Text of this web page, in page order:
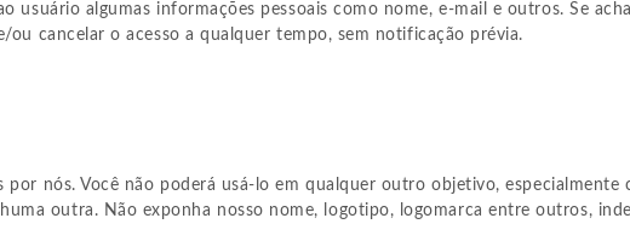
usuário algumas informações pessoais como nome, e-mail e outros. Se
cancelar o acesso a qualquer tempo, sem notificação prévia.
nós. Você não poderá usá-lo em qualquer outro objetivo, especialmente
outra. Não exponha nosso nome, logotipo, logomarca entre outros,